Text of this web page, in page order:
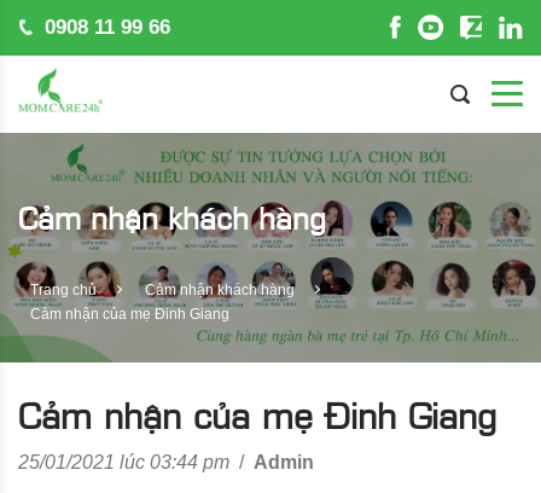
0908 11 99 66
Cảm nhận khách hàng
Trang chủ
Cảm nhận khách hàng
Cảm nhận của mẹ Đinh Giang
Cảm nhận của mẹ Đinh Giang
25/01/2021 lúc 03:44 pm / Admin